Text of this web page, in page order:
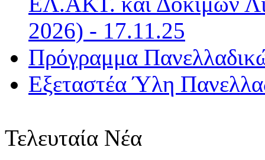
2026) - 17.11.25
Πρόγραμμα
Εξεταστέα Ύλη
Τελευταία Νέα